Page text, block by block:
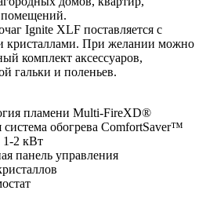
Ignite XLF поставляется с
кристаллами. При желании можно
комплект аксессуаров,
гальки и поленьев.
пламени Multi-FireXD®
обогрева ComfortSaver™
1-2 кВт
панель управления